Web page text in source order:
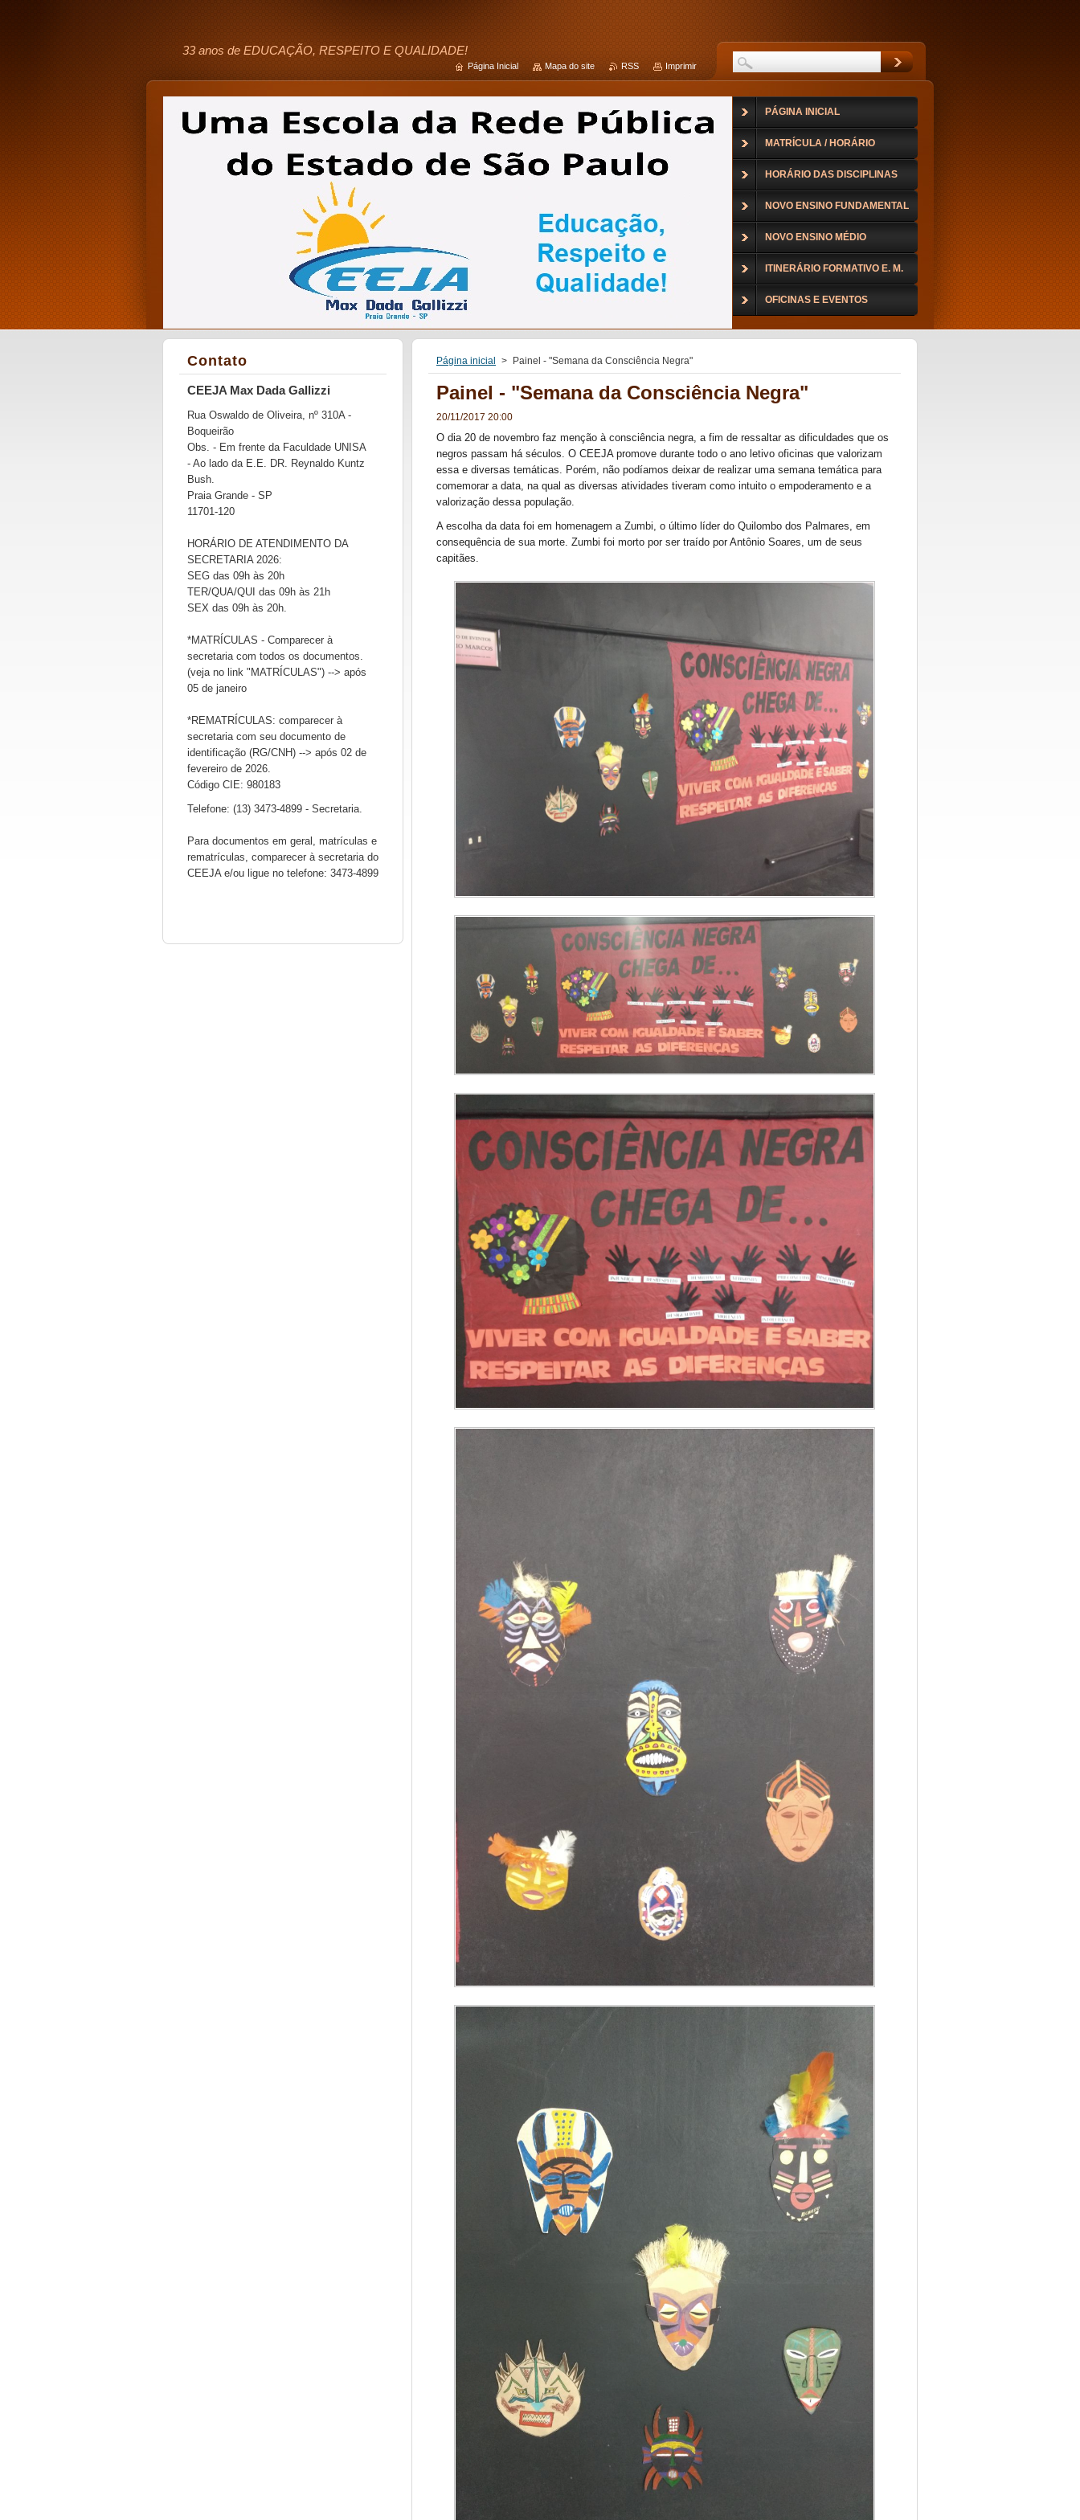
33 anos de EDUCAÇÃO, RESPEITO E QUALIDADE!
Página inicial > Painel - "Semana da Consciência Negra"
Painel - "Semana da Consciência Negra"
20/11/2017 20:00
O dia 20 de novembro faz menção à consciência negra, a fim de ressaltar as dificuldades que os
negros passam há séculos. O CEEJA promove durante todo o ano letivo oficinas que valorizam
essa e diversas temáticas. Porém, não podíamos deixar de realizar uma semana temática para
comemorar a data, na qual as diversas atividades tiveram como intuito o empoderamento e a
valorização dessa população.
A escolha da data foi em homenagem a Zumbi, o último líder do Quilombo dos Palmares, em
consequência de sua morte. Zumbi foi morto por ser traído por Antônio Soares, um de seus
capitães.
Contato
CEEJA Max Dada Gallizzi
Rua Oswaldo de Oliveira, nº 310A -
Boqueirão
Obs. - Em frente da Faculdade UNISA
- Ao lado da E.E. DR. Reynaldo Kuntz
Bush.
Praia Grande - SP
11701-120
HORÁRIO DE ATENDIMENTO DA
SECRETARIA 2026:
SEG das 09h às 20h
TER/QUA/QUI das 09h às 21h
SEX das 09h às 20h.
*MATRÍCULAS - Comparecer à
secretaria com todos os documentos.
(veja no link "MATRÍCULAS") --> após
05 de janeiro
*REMATRÍCULAS: comparecer à
secretaria com seu documento de
identificação (RG/CNH) --> após 02 de
fevereiro de 2026.
Código CIE: 980183
Telefone: (13) 3473-4899 - Secretaria.
Para documentos em geral, matrículas e
rematrículas, comparecer à secretaria do
CEEJA e/ou ligue no telefone: 3473-4899
PÁGINA INICIAL
MATRÍCULA / HORÁRIO
HORÁRIO DAS DISCIPLINAS
NOVO ENSINO FUNDAMENTAL
NOVO ENSINO MÉDIO
ITINERÁRIO FORMATIVO E. M.
OFICINAS E EVENTOS
Página Inicial Mapa do site RSS Imprimir